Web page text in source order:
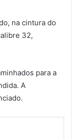
na cintura do
32,
para a
A